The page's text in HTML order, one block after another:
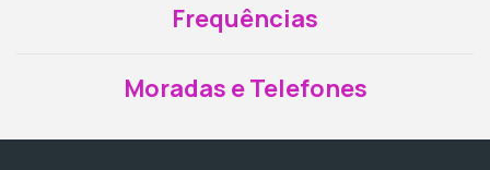
Frequências
Moradas e Telefones